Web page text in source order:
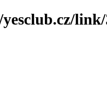
link/